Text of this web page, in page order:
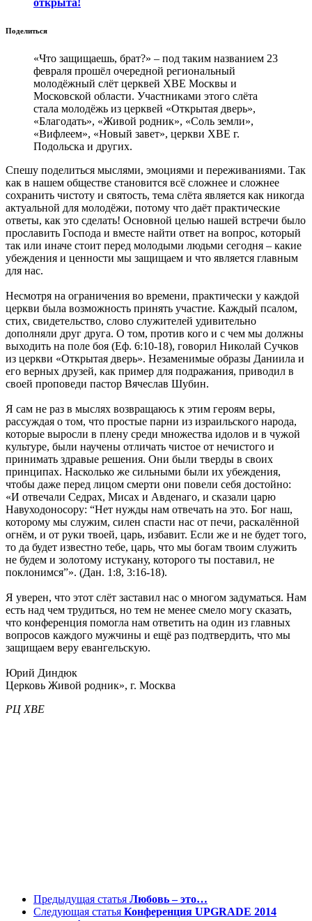
открыта!
Поделиться
«Что защищаешь, брат?» – под таким названием 23
февраля прошёл очередной региональный
молодёжный слёт церквей ХВЕ Москвы и
Московской области. Участниками этого слёта
стала молодёжь из церквей «Открытая дверь»,
«Благодать», «Живой родник», «Соль земли»,
«Вифлеем», «Новый завет», церкви ХВЕ г.
Подольска и других.
Спешу поделиться мыслями, эмоциями и переживаниями. Так
как в нашем обществе становится всё сложнее и сложнее
сохранить чистоту и святость, тема слёта является как никогда
актуальной для молодёжи, потому что даёт практические
ответы, как это сделать! Основной целью нашей встречи было
прославить Господа и вместе найти ответ на вопрос, который
так или иначе стоит перед молодыми людьми сегодня – какие
убеждения и ценности мы защищаем и что является главным
для нас.
Несмотря на ограничения во времени, практически у каждой
церкви была возможность принять участие. Каждый псалом,
стих, свидетельство, слово служителей удивительно
дополняли друг друга. О том, против кого и с чем мы должны
выходить на поле боя (Еф. 6:10-18), говорил Николай Сучков
из церкви «Открытая дверь». Незаменимые образы Даниила и
его верных друзей, как пример для подражания, приводил в
своей проповеди пастор Вячеслав Шубин.
Я сам не раз в мыслях возвращаюсь к этим героям веры,
рассуждая о том, что простые парни из израильского народа,
которые выросли в плену среди множества идолов и в чужой
культуре, были научены отличать чистое от нечистого и
принимать здравые решения. Они были тверды в своих
принципах. Насколько же сильными были их убеждения,
чтобы даже перед лицом смерти они повели себя достойно:
«И отвечали Седрах, Мисах и Авденаго, и сказали царю
Навуходоносору: “Нет нужды нам отвечать на это. Бог наш,
которому мы служим, силен спасти нас от печи, раскалённой
огнём, и от руки твоей, царь, избавит. Если же и не будет того,
то да будет известно тебе, царь, что мы богам твоим служить
не будем и золотому истукану, которого ты поставил, не
поклонимся”». (Дан. 1:8, 3:16-18).
Я уверен, что этот слёт заставил нас о многом задуматься. Нам
есть над чем трудиться, но тем не менее смело могу сказать,
что конференция помогла нам ответить на один из главных
вопросов каждого мужчины и ещё раз подтвердить, что мы
защищаем веру евангельскую.
Юрий Диндюк
Церковь Живой родник», г. Москва
РЦ ХВЕ
Предыдущая статья Любовь – это…
Следующая статья Конференция UPGRADE 2014